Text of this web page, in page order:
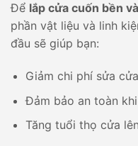
Để lắp cửa cuốn bền
phần vật liệu và linh
đầu sẽ giúp bạn:
Giảm chi phí sửa
Đảm bảo an toàn
Tăng tuổi thọ cửa